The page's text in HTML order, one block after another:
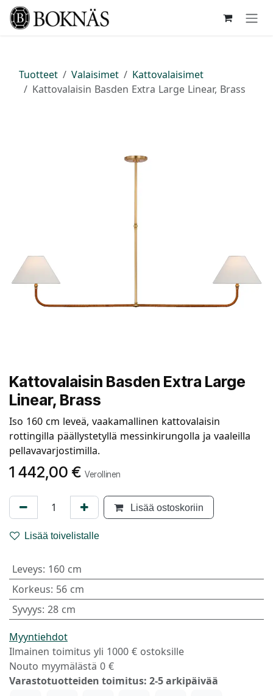
Siirry sisältöön
Tuotteet Valaisimet
Kattovalaisimet
Kattovalaisin Basden Extra Large Linear, Brass
Kattovalaisin Basden Extra Large
Linear, Brass
Iso 160 cm leveä, vaakamallinen kattovalaisin
rottingilla päällystetyllä messinkirungolla ja vaaleilla
pellavavarjostimilla.
1 442,00 € Verollinen
Lisää ostoskoriin
Lisää toivelistalle
Leveys: 160 cm
Korkeus: 56 cm
Syvyys: 28 cm
Myyntiehdot
Ilmainen toimitus yli 1000 € ostoksille
Nouto myymälästä 0 €
Varastotuotteiden toimitus: 2-5 arkipäivää